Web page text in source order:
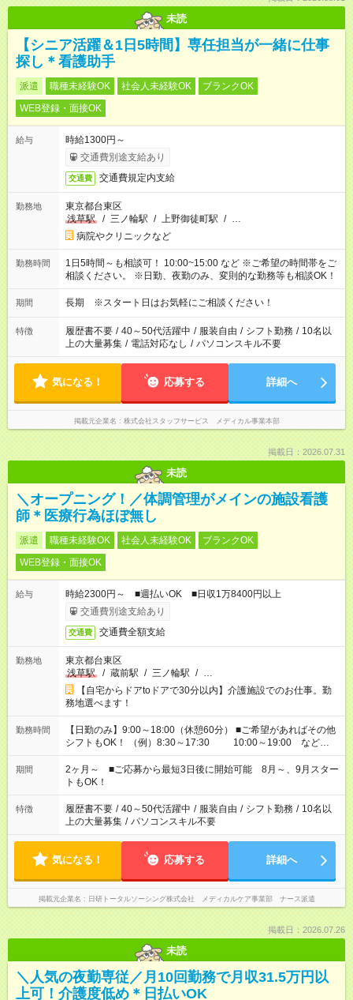
未読
【シニア活躍＆1日5時間】専任担当が一緒に仕事
探し＊看護助手
派遣 職種未経験OK 社会人未経験OK
ブランクOK
WEB登録・面接OK
給与
時給1300円～
交通費別途支給あり
交通費 交通費規定内支給
勤務地
東京都台東区
浅草駅
/ 三ノ輪駅 / 上野御徒町駅 / …
病院やクリニックなど
勤務時間
1日5時間～も相談可！ 10:00~15:00 など ※ご希望の時間帯をご
相談ください。 ※日勤、夜勤のみ、変則的な勤務等も相談OK！
期間 長期 ※スタート日はお気軽にご相談ください！
特徴 履歴書不要 / 40～50代活躍中 / 服装自由 / シフト勤務 / 10名以
上の大量募集 / 電話対応なし / パソコンスキル不要
気になる！ 応募する 詳細へ
掲載元企業名 株式会社スタッフサービス メディカル事業本部
掲載日：2026.07.31
未読
＼オープニング！／体調管理がメインの施設看護
師＊医療行為ほぼ無し
派遣 職種未経験OK 社会人未経験OK
ブランクOK
WEB登録・面接OK
給与
時給2300円～ ■週払いOK ■日収1万8400円以上
交通費別途支給あり
交通費 交通費全額支給
勤務地
東京都台東区
浅草駅
/ 蔵前駅 / 三ノ輪駅 / …
【自宅からドアtoドアで30分以内】介護施設でのお仕事。勤
務地選べます！
勤務時間
【日勤のみ】9:00～18:00（休憩60分） ■ご希望があればその他
シフトもOK！ （例）8:30～17:30 10:00～19:00 など
「家族とお休みを合わせたい」 「できれば残業はしたくない」
など、あなたのご希望に沿ったお仕事をご紹介します！ ※Wワ
ーク希望の方へ 今ご覧のお仕事で希望する勤務時間と、もう1つ
のお仕事の勤務時間。 合計で週40時間を超える場合は応募でき
ません
期間
2ヶ月～ ■ご応募から最短3日後に開始可能 8月～、9月スター
トもOK！
特徴 履歴書不要 / 40～50代活躍中 / 服装自由 / シフト勤務 / 10名以
上の大量募集 / パソコンスキル不要
気になる！ 応募する 詳細へ
掲載元企業名 日研トータルソーシング株式会社 メディカルケア事業部 ナース派遣
掲載日：2026.07.26
未読
＼人気の夜勤専従／月10回勤務で月収31.5万円以
上可！介護度低め＊日払いOK